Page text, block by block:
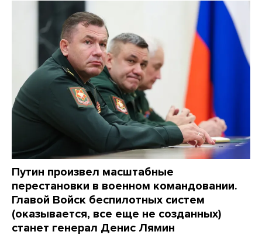
Путин произвел масштабные
перестановки в военном командовании.
Главой Войск беспилотных систем
(оказывается, все еще не созданных)
станет генерал Денис Лямин